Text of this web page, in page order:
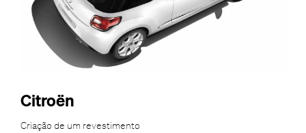
Citroën
Criação de um revestimento